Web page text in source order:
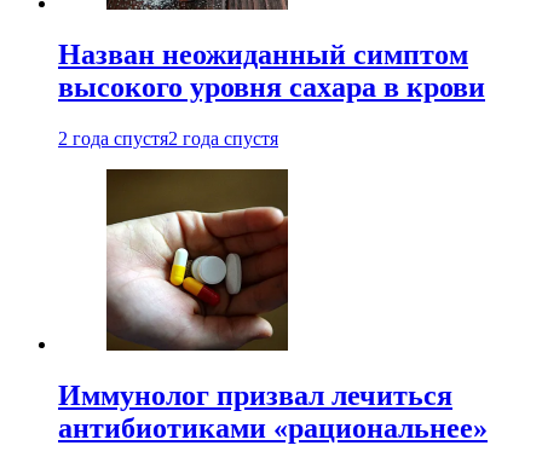
Назван неожиданный симптом
высокого уровня сахара в крови
2 года спустя2 года спустя
Иммунолог призвал лечиться
антибиотиками «рациональнее»